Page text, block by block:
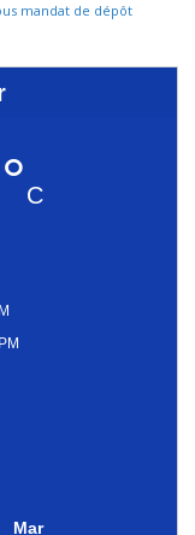
mandat de dépôt
C
Mar